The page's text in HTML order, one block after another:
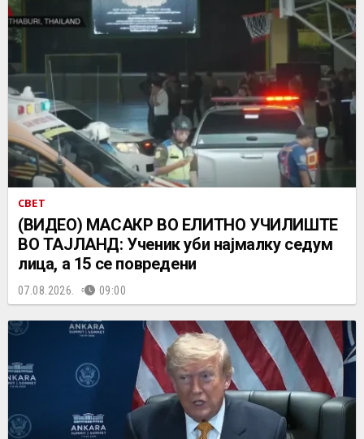
СВЕТ
(ВИДЕО) МАСАКР ВО ЕЛИТНО УЧИЛИШТЕ
ВО ТАЈЛАНД: Ученик уби најмалку седум
лица, а 15 се повредени
07.08.2026. 09:00